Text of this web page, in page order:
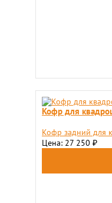
Кофр для
​Кофр задний для
Цена: 27 250 ₽